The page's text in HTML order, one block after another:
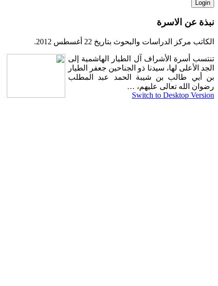
نبذة عن الاسرة
الكاتب مركز الدراسات والبحوث بتاريخ 22 أغسطس 2012 .
تنتسب أسرة الأشراف آل الطيار الهاشمية إلى
الجد الأعلى لها، سيدنا ذو الجناحين جعفر الطيار
بن أبي طالب بن شيبة الحمد عبد المطلب
رضوان الله تعالى عليهم، …
Switch to Desktop Version